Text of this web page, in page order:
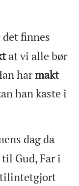
det finnes
at vi alle bør
harmakt
han kaste i
dag da
til Gud, Far i
tilintetgjort